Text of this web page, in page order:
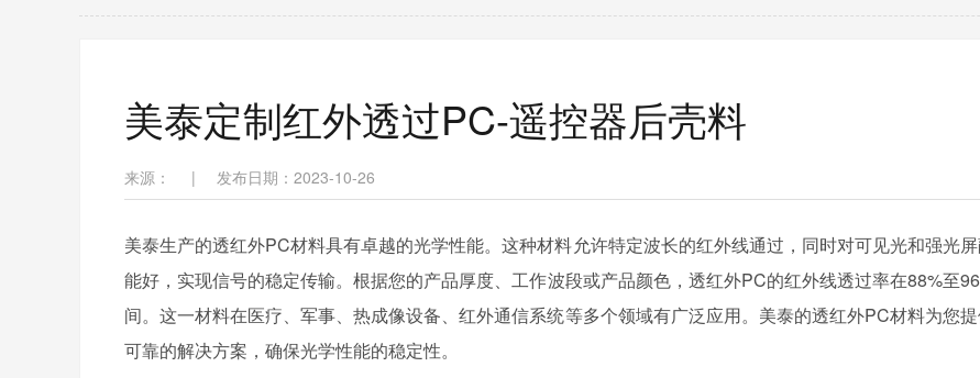
美泰定制红外透过PC-遥控器后壳料
来源： | 发布日期：2023-10-26
美泰生产的透红外PC材料具有卓越的光学性能。这种材料允许特定波长的红外线通过，同时对可见光和强光
能好，实现信号的稳定传输。根据您的产品厚度、工作波段或产品颜色，透红外PC的红外线透过率在88%至
间。这一材料在医疗、军事、热成像设备、红外通信系统等多个领域有广泛应用。美泰的透红外PC材料为您
可靠的解决方案，确保光学性能的稳定性。